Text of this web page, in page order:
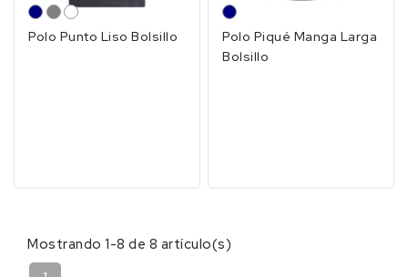
MARINO
GRISBLANCO
Polo Punto Liso Bolsillo
MARINO
Polo Piqué Manga Larga
Bolsillo
Mostrando 1-8 de 8 artículo(s)